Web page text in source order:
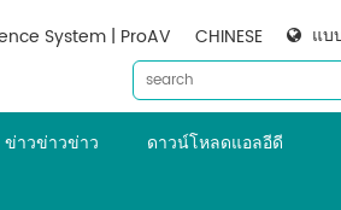
แบ
CHINESE
System | ProAV
ข่าวข่าวข่าว ดาวน์โหลดแอลอีดี